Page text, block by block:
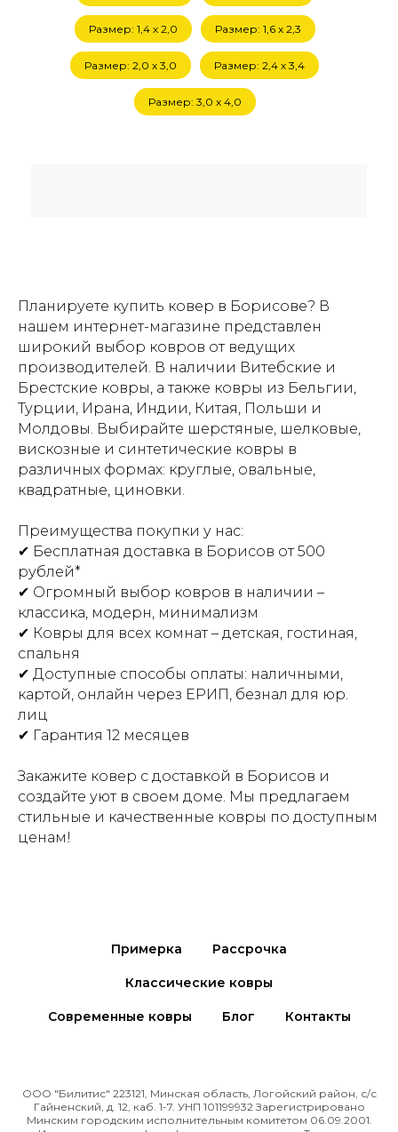
Размер: 1,4 х 2,0 Размер: 1,6 х 2,3
Размер: 2,0 х 3,0 Размер: 2,4 х 3,4
Размер: 3,0 х 4,0
Планируете купить ковер в Борисове? В
нашем интернет-магазине представлен
широкий выбор ковров от ведущих
производителей. В наличии Витебские и
Брестские ковры, а также ковры из Бельгии,
Турции, Ирана, Индии, Китая, Польши и
Молдовы. Выбирайте шерстяные, шелковые,
вискозные и синтетические ковры в
различных формах: круглые, овальные,
квадратные, циновки.
Преимущества покупки у нас:
✔ Бесплатная доставка в Борисов от 500
рублей*
✔ Огромный выбор ковров в наличии –
классика, модерн, минимализм
✔ Ковры для всех комнат – детская, гостиная,
спальня
✔ Доступные способы оплаты: наличными,
картой, онлайн через ЕРИП, безнал для юр.
лиц
✔ Гарантия 12 месяцев
Закажите ковер с доставкой в Борисов и
создайте уют в своем доме. Мы предлагаем
стильные и качественные ковры по доступным
ценам!
Примерка Рассрочка
Классические ковры
Современные ковры Блог Контакты
ООО "Билитис" 223121, Минская область, Логойский район, с/с
Гайненский, д. 12, каб. 1-7. УНП 101199932 Зарегистрировано
Минским городским исполнительным комитетом 06.09.2001.